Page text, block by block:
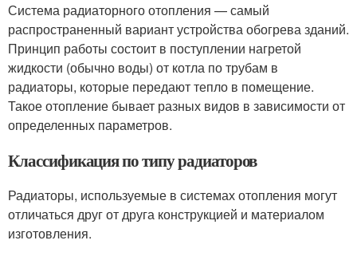
Система радиаторного отопления — самый
распространенный вариант устройства обогрева зданий.
Принцип работы состоит в поступлении нагретой
жидкости (обычно воды) от котла по трубам в
радиаторы, которые передают тепло в помещение.
Такое отопление бывает разных видов в зависимости от
определенных параметров.
Классификация по типу радиаторов
Радиаторы, используемые в системах отопления могут
отличаться друг от друга конструкцией и материалом
изготовления.